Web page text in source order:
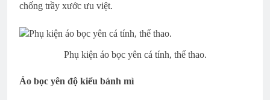
chống trầy xước ưu việt.
Phụ kiện áo bọc yên cá tính, thể thao.
Áo bọc yên độ kiểu bánh mì